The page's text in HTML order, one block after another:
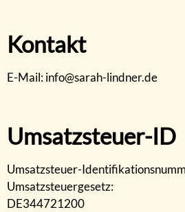
Kontakt
E-Mail: info@sarah-lindner.de
Umsatzsteuer-ID
Umsatzsteuer-
Umsatzsteuergesetz:
DE344721200